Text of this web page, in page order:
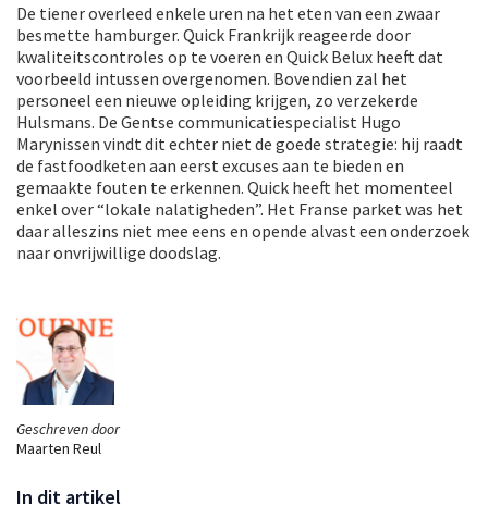
Geschreven door
Maarten Reul
In dit artikel
De tiener overleed enkele uren na het eten van een zwaar
besmette hamburger. Quick Frankrijk reageerde door
kwaliteitscontroles op te voeren en Quick Belux heeft dat
voorbeeld intussen overgenomen. Bovendien zal het
personeel een nieuwe opleiding krijgen, zo verzekerde
Hulsmans. De Gentse communicatiespecialist Hugo
Marynissen vindt dit echter niet de goede strategie: hij raadt
de fastfoodketen aan eerst excuses aan te bieden en
gemaakte fouten te erkennen. Quick heeft het momenteel
enkel over “lokale nalatigheden”. Het Franse parket was het
daar alleszins niet mee eens en opende alvast een onderzoek
naar onvrijwillige doodslag.